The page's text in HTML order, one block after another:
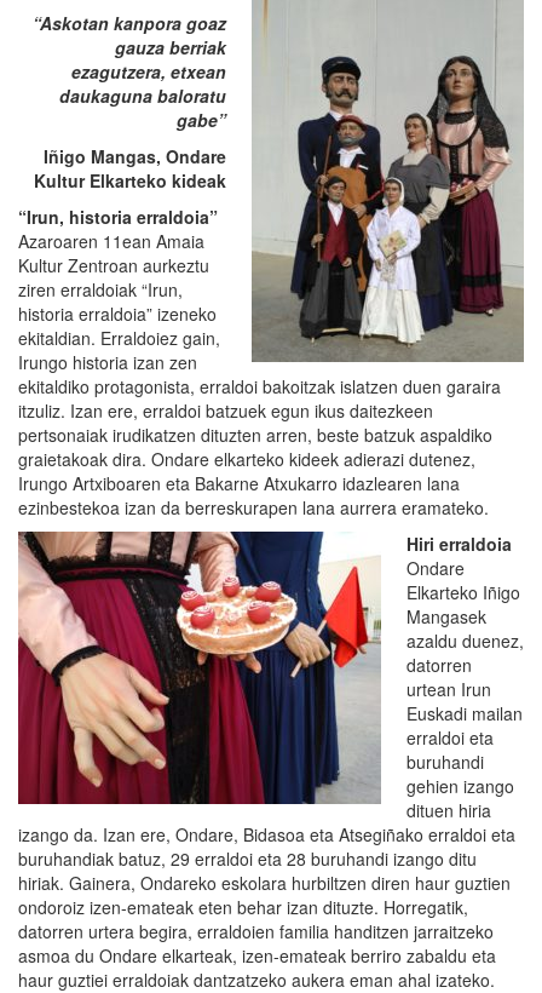
“Askotan kanpora goaz
gauza berriak
ezagutzera, etxean
daukaguna baloratu
gabe”
Iñigo Mangas, Ondare
Kultur Elkarteko kideak
“Irun, historia erraldoia”
Azaroaren 11ean Amaia
Kultur Zentroan aurkeztu
ziren erraldoiak “Irun,
historia erraldoia” izeneko
ekitaldian. Erraldoiez gain,
Irungo historia izan zen
ekitaldiko protagonista, erraldoi bakoitzak islatzen duen garaira
itzuliz. Izan ere, erraldoi batzuek egun ikus daitezkeen
pertsonaiak irudikatzen dituzten arren, beste batzuk aspaldiko
graietakoak dira. Ondare elkarteko kideek adierazi dutenez,
Irungo Artxiboaren eta Bakarne Atxukarro idazlearen lana
ezinbestekoa izan da berreskurapen lana aurrera eramateko.
Hiri erraldoia
Ondare
Elkarteko Iñigo
Mangasek
azaldu duenez,
datorren
urtean Irun
Euskadi mailan
erraldoi eta
buruhandi
gehien izango
dituen hiria
izango da. Izan ere, Ondare, Bidasoa eta Atsegiñako erraldoi eta
buruhandiak batuz, 29 erraldoi eta 28 buruhandi izango ditu
hiriak. Gainera, Ondareko eskolara hurbiltzen diren haur guztien
ondoroiz izen-emateak eten behar izan dituzte. Horregatik,
datorren urtera begira, erraldoien familia handitzen jarraitzeko
asmoa du Ondare elkarteak, izen-emateak berriro zabaldu eta
haur guztiei erraldoiak dantzatzeko aukera eman ahal izateko.